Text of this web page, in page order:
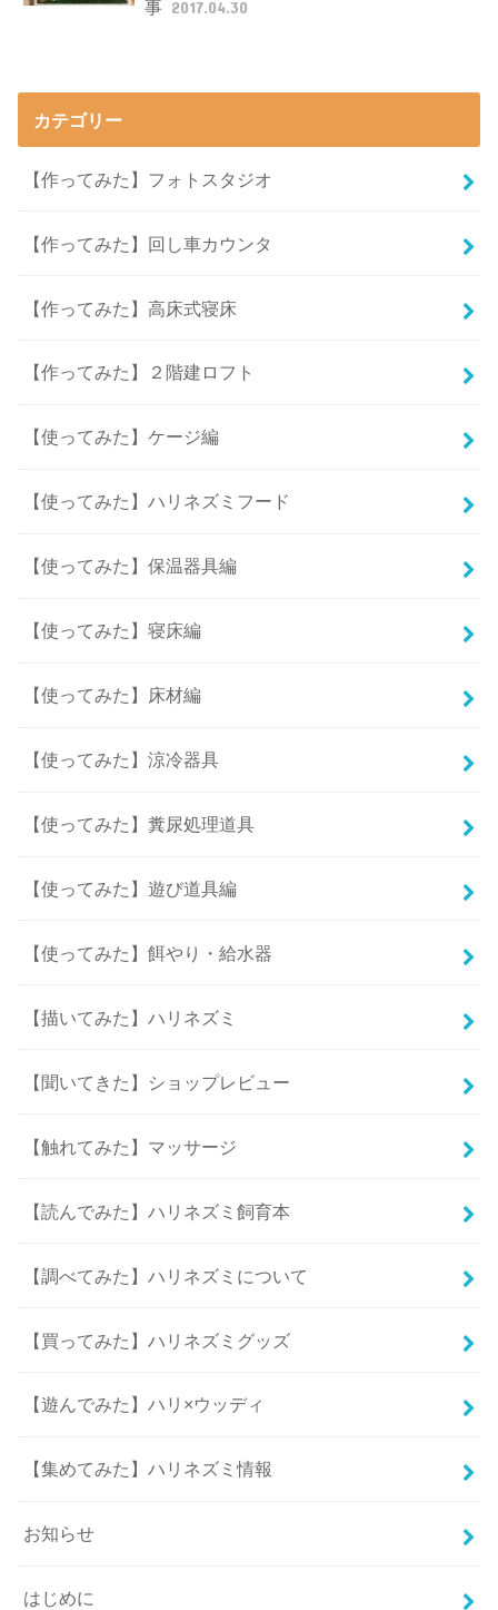
事 2017.04.30
カテゴリー
【作ってみた】フォトスタジオ
【作ってみた】回し車カウンタ
【作ってみた】高床式寝床
【作ってみた】２階建ロフト
【使ってみた】ケージ編
【使ってみた】ハリネズミフード
【使ってみた】保温器具編
【使ってみた】寝床編
【使ってみた】床材編
【使ってみた】涼冷器具
【使ってみた】糞尿処理道具
【使ってみた】遊び道具編
【使ってみた】餌やり・給水器
【描いてみた】ハリネズミ
【聞いてきた】ショップレビュー
【触れてみた】マッサージ
【読んでみた】ハリネズミ飼育本
【調べてみた】ハリネズミについて
【買ってみた】ハリネズミグッズ
【遊んでみた】ハリ×ウッディ
【集めてみた】ハリネズミ情報
お知らせ
はじめに